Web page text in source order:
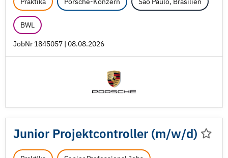
BWL
JobNr 1845057 | 08.08.2026
Junior Projektcontroller (m/w/d)